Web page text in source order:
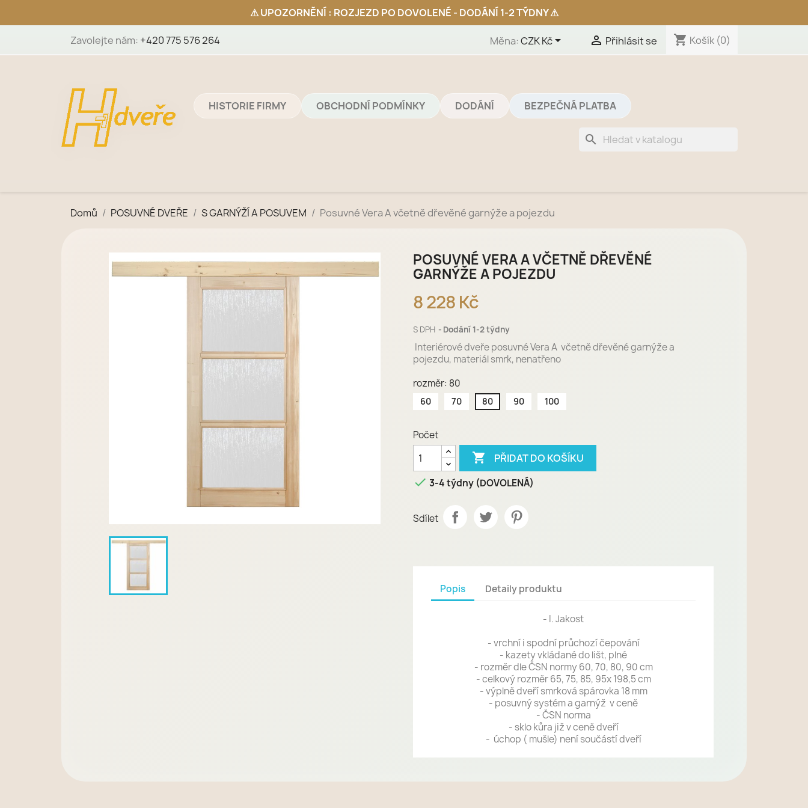
Zavolejte nám: +420 775 576 264 Měna:CZK Kč  Přihlásit se shopping_cart Košík (0)
HISTORIE FIRMY OBCHODNÍ PODMÍNKY DODÁNÍ BEZPEČNÁ PLATBA
search
Domů POSUVNÉ DVEŘE S GARNÝŽÍ A POSUVEM Posuvné Vera A včetně dřevěné garnýže a pojezdu
POSUVNÉ VERA A VČETNĚ DŘEVĚNÉ
GARNÝŽE A POJEZDU
8 228 Kč
S DPH Dodání 1-2 týdny
Interiérové dveřeposuvné Vera A včetně dřevěné garnýže a
pojezdu, materiál smrk, nenatřeno
rozměr: 80
60 70 80 90 100
Počet
 PŘIDAT DO KOŠÍKU
 3-4 týdny (DOVOLENÁ)
Sdílet
Popis Detaily produktu
- I. Jakost
- vrchní i spodní průchozí čepování
- kazety vkládané do lišt, plné
- rozměr dle ČSN normy 60, 70, 80, 90 cm
- celkový rozměr 65, 75, 85, 95x 198,5 cm
- výplně dveří smrková spárovka 18 mm
- posuvný systém a garnýž v ceně
- ČSN norma
- sklo kůra již v ceně dveří
- úchop ( mušle) nenísoučástí dveří